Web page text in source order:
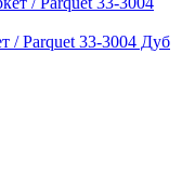
/ Parquet 33-3004 Дуб